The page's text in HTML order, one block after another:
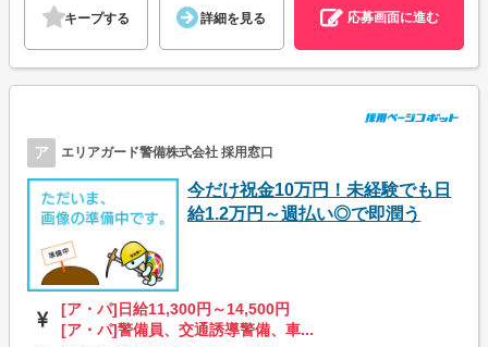
キープする 詳細を見る 応募画面に進む
ア エリアガード警備株式会社 採用窓口
今だけ祝金10万円！未経験でも日
給1.2万円～週払い◎で即潤う
[ア・パ]日給11,300円～14,500円
[ア・パ]警備員、交通誘導警備、車...